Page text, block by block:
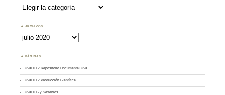
Buscar
por
Tema
ARCHIVOS
Archivos
PÁGINAS
UVaDOC: Repositorio Documental UVa
UVaDOC: Producción Científica
UVaDOC y Sexenios